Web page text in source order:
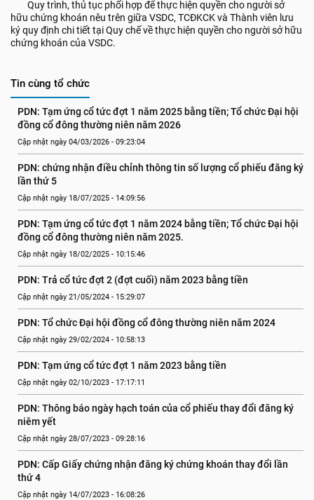
Quy trình, thủ tục phối hợp để thực hiện quyền cho người sở
hữu chứng khoán nêu trên giữa VSDC, TCĐKCK và Thành viên lưu
ký quy định chi tiết tại Quy chế về thực hiện quyền cho người sở hữu
chứng khoán của VSDC.
Tin cùng tổ chức
PDN: Tạm ứng cổ tức đợt 1 năm 2025 bằng tiền; Tổ chức Đại hội
đồng cổ đông thường niên năm 2026
Cập nhật ngày 04/03/2026 - 09:23:04
PDN: chứng nhận điều chỉnh thông tin số lượng cổ phiếu đăng ký
lần thứ 5
Cập nhật ngày 18/07/2025 - 14:09:56
PDN: Tạm ứng cổ tức đợt 1 năm 2024 bằng tiền; Tổ chức Đại hội
đồng cổ đông thường niên năm 2025.
Cập nhật ngày 18/02/2025 - 10:15:46
PDN: Trả cổ tức đợt 2 (đợt cuối) năm 2023 bằng tiền
Cập nhật ngày 21/05/2024 - 15:29:07
PDN: Tổ chức Đại hội đồng cổ đông thường niên năm 2024
Cập nhật ngày 29/02/2024 - 10:58:13
PDN: Tạm ứng cổ tức đợt 1 năm 2023 bằng tiền
Cập nhật ngày 02/10/2023 - 17:17:11
PDN: Thông báo ngày hạch toán của cổ phiếu thay đổi đăng ký
niêm yết
Cập nhật ngày 28/07/2023 - 09:28:16
PDN: Cấp Giấy chứng nhận đăng ký chứng khoán thay đổi lần
thứ 4
Cập nhật ngày 14/07/2023 - 16:08:26